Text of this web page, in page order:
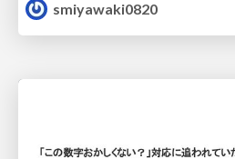
smiyawaki0820